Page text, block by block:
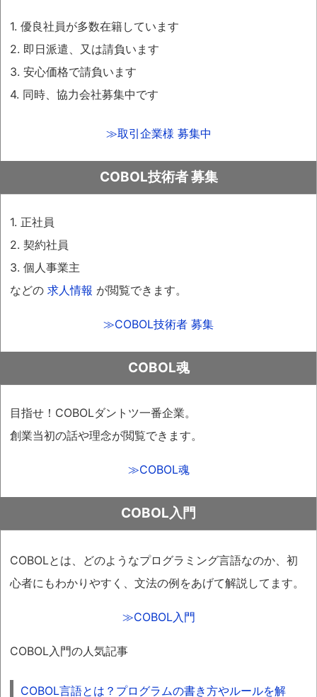
1. 優良社員が多数在籍しています
2. 即日派遣、又は請負います
3. 安心価格で請負います
4. 同時、協力会社募集中です
≫取引企業様 募集中
COBOL技術者 募集
1. 正社員
2. 契約社員
3. 個人事業主
などの 求人情報 が閲覧できます。
≫COBOL技術者 募集
COBOL魂
目指せ！COBOLダントツ一番企業。
創業当初の話や理念が閲覧できます。
≫COBOL魂
COBOL入門
COBOLとは、どのようなプログラミング言語なのか、初
心者にもわかりやすく、文法の例をあげて解説してます。
≫COBOL入門
COBOL入門の人気記事
COBOL言語とは？プログラムの書き方やルールを解